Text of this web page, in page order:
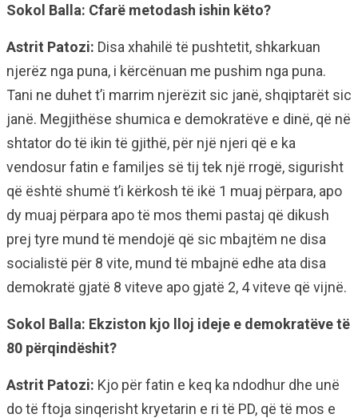
Sokol Balla: Cfarë metodash ishin këto?
Astrit Patozi: Disa xhahilë të pushtetit, shkarkuan
njerëz nga puna, i kërcënuan me pushim nga puna.
Tani ne duhet t’i marrim njerëzit sic janë, shqiptarët sic
janë. Megjithëse shumica e demokratëve e dinë, që në
shtator do të ikin të gjithë, për një njeri që e ka
vendosur fatin e familjes së tij tek një rrogë, sigurisht
që është shumë t’i kërkosh të ikë 1 muaj përpara, apo
dy muaj përpara apo të mos themi pastaj që dikush
prej tyre mund të mendojë që sic mbajtëm ne disa
socialistë për 8 vite, mund të mbajnë edhe ata disa
demokratë gjatë 8 viteve apo gjatë 2, 4 viteve që vijnë.
Sokol Balla: Ekziston kjo lloj ideje e demokratëve të
80 përqindëshit?
Astrit Patozi: Kjo për fatin e keq ka ndodhur dhe unë
do të ftoja sinqerisht kryetarin e ri të PD, që të mos e